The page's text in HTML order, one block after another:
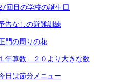
回目の学校の誕生日
告なしの避難訓練
門の周りの花
１年算数 ２０より大きな数
日は節分メニュー